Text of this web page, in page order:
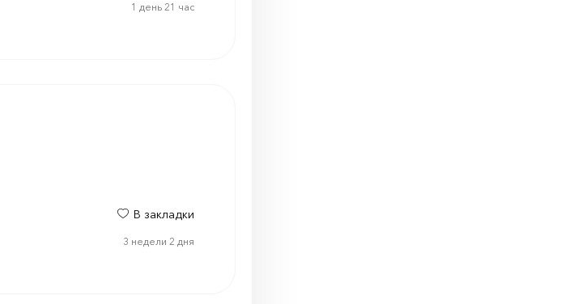
1 день 21 час
В закладки
3 недели 2 дня